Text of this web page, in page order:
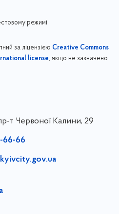
режимі
за ліцензією Creative Commons
license, якщо не зазначено
т Червоної Калини, 29
66-66